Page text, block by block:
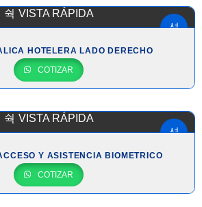
VISTA RÁPIDA
HOTELERA LADO DERECHO
COTIZAR
VISTA RÁPIDA
Y ASISTENCIA BIOMETRICO
COTIZAR